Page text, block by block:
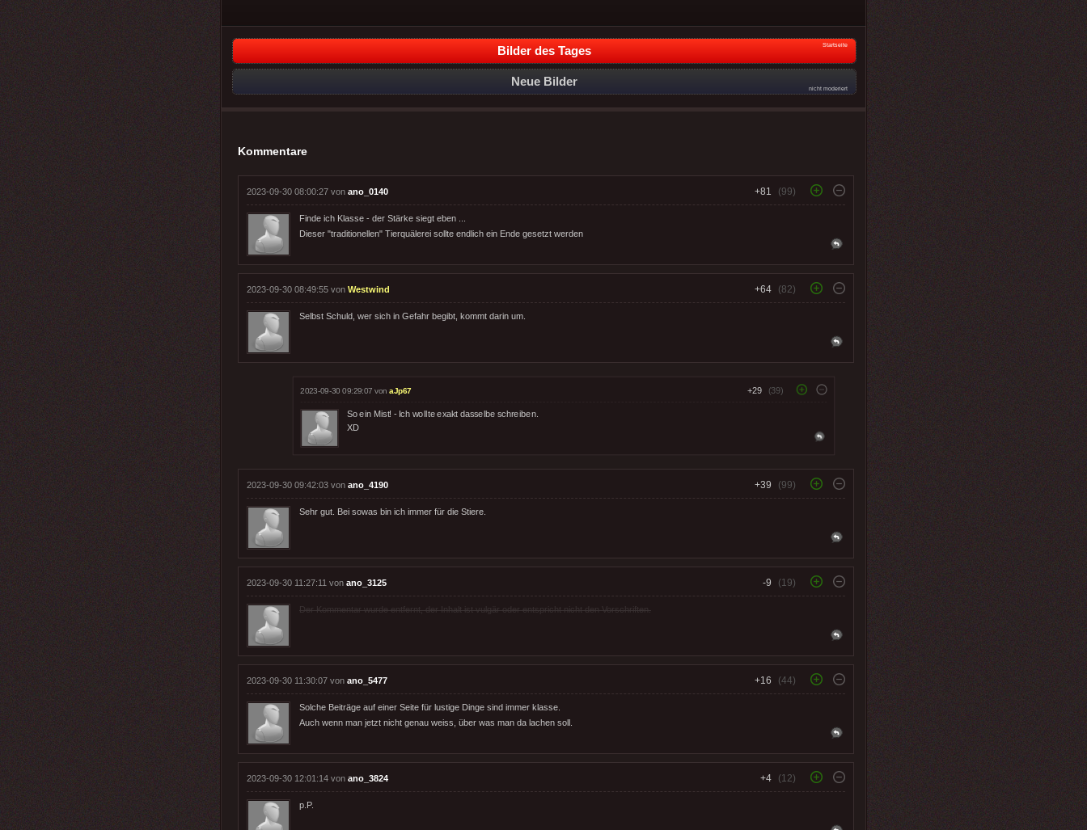
Bilder des Tages Startseite
Neue Bilder
nicht moderiert
Kommentare
2023-09-30 08:00:27 von ano_0140 +81 (99)
Finde ich Klasse - der Stärke siegt eben ...
Dieser "traditionellen" Tierquälerei sollte endlich ein Ende gesetzt werden
2023-09-30 08:49:55 von Westwind +64 (82)
Selbst Schuld, wer sich in Gefahr begibt, kommt darin um.
2023-09-30 09:29:07 vonaJp67 +29 (39)
So ein Mist! - Ich wollte exakt dasselbe schreiben.
XD
2023-09-30 09:42:03 von ano_4190 +39 (99)
Sehr gut. Bei sowas bin ich immer für die Stiere.
2023-09-30 11:27:11 von ano_3125 -9 (19)
Der Kommentar wurde entfernt, der Inhalt ist vulgär oder entspricht nicht den Vorschriften.
2023-09-30 11:30:07 von ano_5477 +16 (44)
Solche Beiträge auf einer Seite für lustige Dinge sind immer klasse.
Auch wenn man jetzt nicht genau weiss, über was man da lachen soll.
2023-09-30 12:01:14 von ano_3824 +4 (12)
p.P.